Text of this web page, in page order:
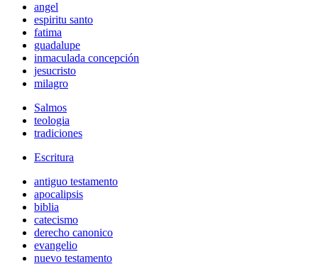
angel
espiritu santo
fatima
guadalupe
inmaculada concepción
jesucristo
milagro
Salmos
teologia
tradiciones
Escritura
antiguo testamento
apocalipsis
biblia
catecismo
derecho canonico
evangelio
nuevo testamento